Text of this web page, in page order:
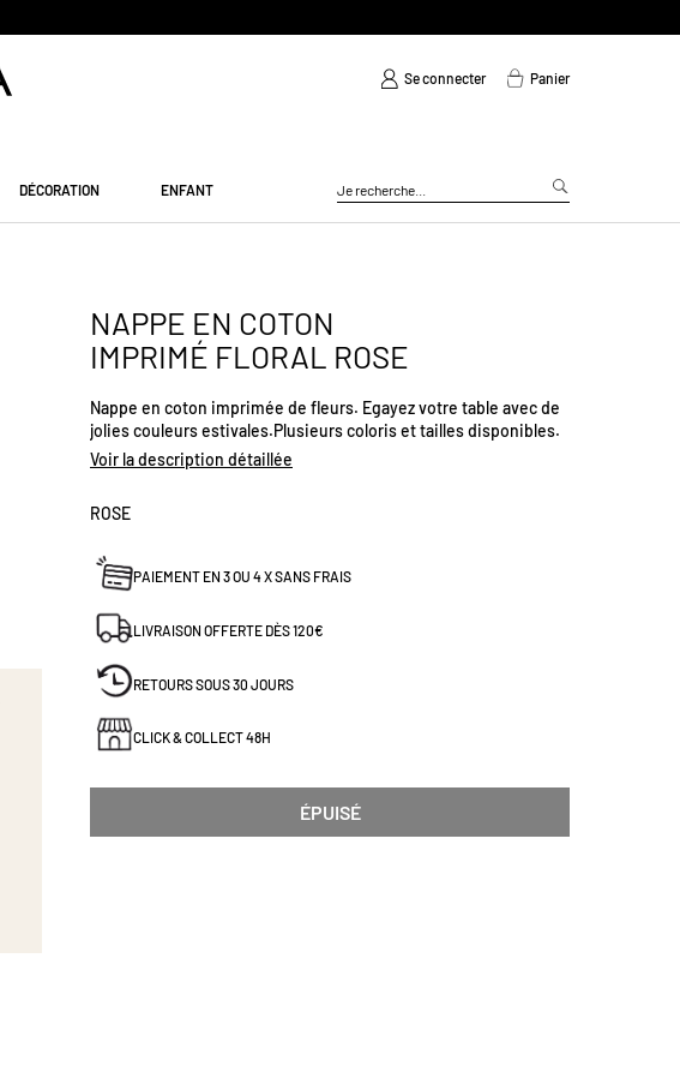
Se connecter Panier
DÉCORATION ENFANT
NAPPE EN COTON
IMPRIMÉ FLORAL ROSE
Nappe en coton imprimée de fleurs. Egayez votre table avec de
jolies couleurs estivales.Plusieurs coloris et tailles disponibles.
Voir la description détaillée
ROSE
PAIEMENT EN 3 OU 4 X SANS FRAIS
LIVRAISON OFFERTE DÈS 120€
RETOURS SOUS 30 JOURS
CLICK & COLLECT 48H
ÉPUISÉ